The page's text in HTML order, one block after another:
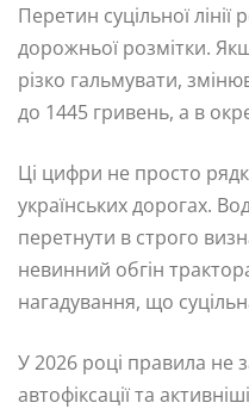
Перетин суцільної
дорожньої розмітки.
різко гальмувати,
до 1445 гривень, а в
Ці цифри не просто
українських дорогах.
перетнути в строго
невинний обгін
нагадування, що
У 2026 році правила не
автофіксації та